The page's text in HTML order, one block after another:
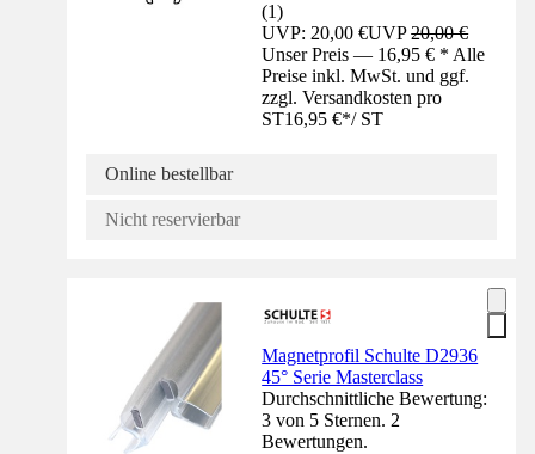
(1)
UVP: 20,00 €UVP20,00 €
Unser Preis — 16,95 € * Alle
Preise inkl. MwSt. und ggf.
zzgl. Versandkosten pro
ST16,95 €*/ ST
Online bestellbar
Nicht reservierbar
Magnetprofil Schulte D2936
45° Serie Masterclass
Durchschnittliche Bewertung:
3 von 5 Sternen. 2
Bewertungen.